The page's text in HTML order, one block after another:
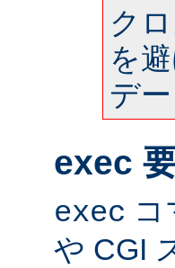
ク
を
デ
exec
exec
や CGI